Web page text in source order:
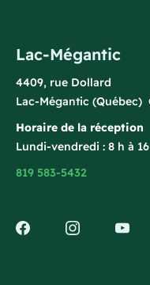
Lac-Mégantic
4409, rue Dollard
Lac-Mégantic (Québec)
Horaire de la réception
Lundi-vendredi : 8 h à
819 583-5432